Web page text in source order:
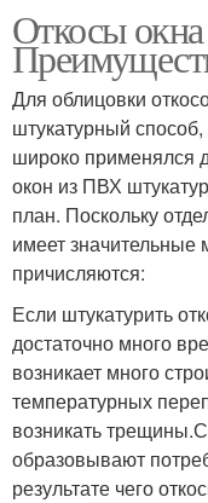
Откосы окна
Для облицовки
штукатурный
широко применялся
окон из ПВХ
план. Поскольку
имеет
причисляются:
Если штукатурить
достаточно много
возникает много
температурных
возникать
образовывают
результате чего